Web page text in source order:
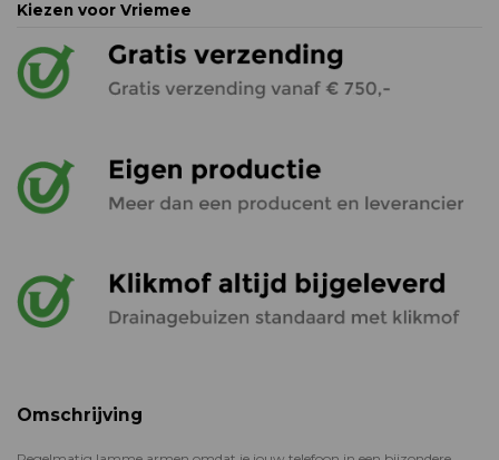
Kiezen voor Vriemee
Omschrijving